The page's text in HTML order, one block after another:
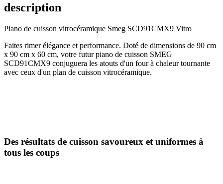
description
Piano de cuisson vitrocéramique Smeg SCD91CMX9 Vitro
Faites rimer élégance et performance. Doté de dimensions de 90 cm
x 90 cm x 60 cm, votre futur piano de cuisson SMEG
SCD91CMX9 conjuguera les atouts d'un four à chaleur tournante
avec ceux d'un plan de cuisson vitrocéramique.
Des résultats de cuisson savoureux et uniformes à
tous les coups